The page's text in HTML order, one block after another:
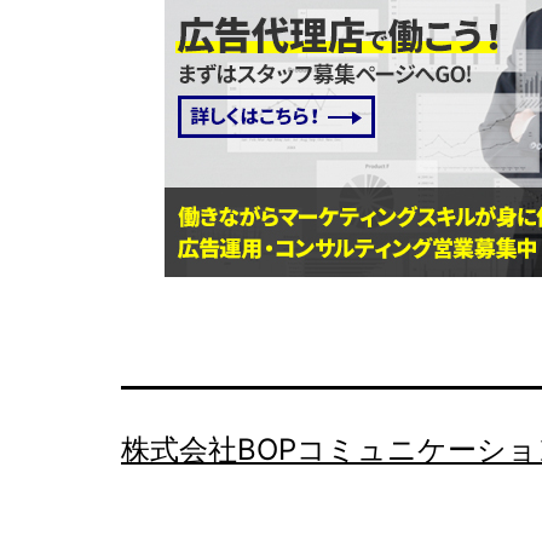
株式会社BOPコミュニケーシ